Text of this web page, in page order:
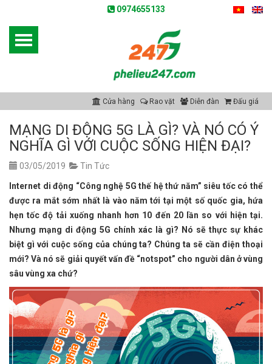
0974655133
Cửa hàng Rao vặt Diễn đàn Đấu giá
MẠNG DI ĐỘNG 5G LÀ GÌ? VÀ NÓ CÓ Ý
NGHĨA GÌ VỚI CUỘC SỐNG HIỆN ĐẠI?
03/05/2019 Tin Tức
Internet di động “Công nghệ 5G thế hệ thứ năm” siêu tốc có thể
được ra mắt sớm nhất là vào năm tới tại một số quốc gia, hứa
hẹn tốc độ tải xuống nhanh hơn 10 đến 20 lần so với hiện tại.
Nhưng mạng di động 5G chính xác là gì? Nó sẽ thực sự khác
biệt gì với cuộc sống của chúng ta? Chúng ta sẽ cần điện thoại
mới? Và nó sẽ giải quyết vấn đề “notspot” cho người dân ở vùng
sâu vùng xa chứ?